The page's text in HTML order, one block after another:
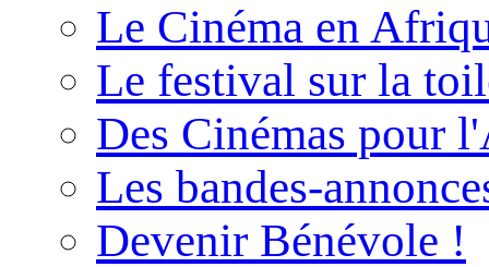
Le Cinéma en
Le festival sur la
Des Cinémas pour
Les bandes-
Devenir Bénévole !